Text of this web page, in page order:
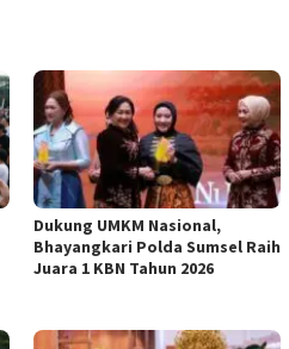
Dukung UMKM Nasional,
Bhayangkari Polda Sumsel Raih
Juara 1 KBN Tahun 2026